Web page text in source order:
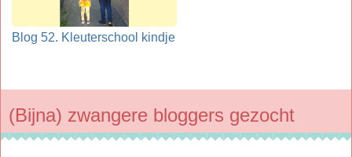
Blog 52. Kleuterschool kindje
(Bijna) zwangere bloggers gezocht